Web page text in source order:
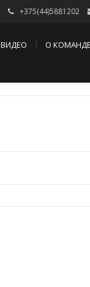
+375(44)5881202
ВИДЕО О КОМАНДЕ